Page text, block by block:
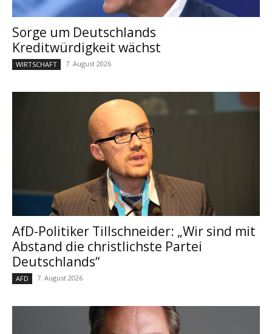
Sorge um Deutschlands
Kreditwürdigkeit wächst
WIRTSCHAFT 7. August 2026
AfD-Politiker Tillschneider: „Wir sind mit
Abstand die christlichste Partei
Deutschlands“
AFD 7. August 2026